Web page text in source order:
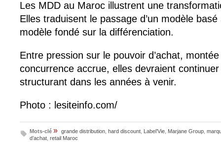
Les MDD au Maroc illustrent une
Elles traduisent le passage d’un modèle basé
modèle fondé sur la différenciation.
Entre pression sur le pouvoir d’achat,
concurrence accrue, elles devraient
structurant dans les années à venir.
Photo : lesiteinfo.com/
Mots-clé » grande distribution hard discount Label’Vie Marjane Group
d’achat retail Maroc